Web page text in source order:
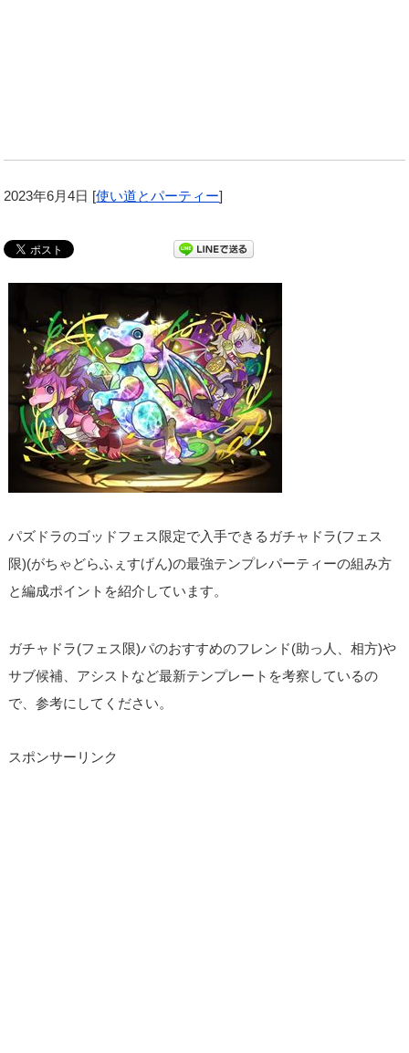
2023年6月4日 [使い道とパーティー]
パズドラのゴッドフェス限定で入手できるガチャドラ(フェス
限)(がちゃどらふぇすげん)の最強テンプレパーティーの組み方
と編成ポイントを紹介しています。
ガチャドラ(フェス限)パのおすすめのフレンド(助っ人、相方)や
サブ候補、アシストなど最新テンプレートを考察しているの
で、参考にしてください。
スポンサーリンク